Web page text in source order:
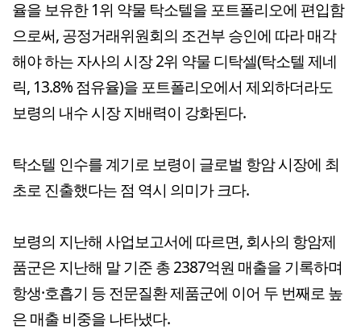
율을 보유한 1위 약물 탁소텔을 포트폴리오에 편입함
으로써, 공정거래위원회의 조건부 승인에 따라 매각
해야 하는 자사의 시장 2위 약물 디탁셀(탁소텔 제네
릭, 13.8% 점유율)을 포트폴리오에서 제외하더라도
보령의 내수 시장 지배력이 강화된다.
탁소텔 인수를 계기로 보령이 글로벌 항암 시장에 최
초로 진출했다는 점 역시 의미가 크다.
보령의 지난해 사업보고서에 따르면, 회사의 항암제
품군은 지난해 말 기준 총 2387억원 매출을 기록하며
항생·호흡기 등 전문질환 제품군에 이어 두 번째로 높
은 매출 비중을 나타냈다.